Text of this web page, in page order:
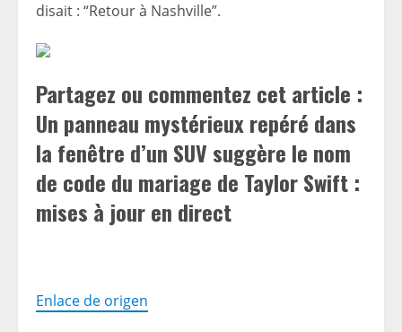
disait : “Retour à Nashville”.
Partagez ou commentez cet article :
Un panneau mystérieux repéré dans
la fenêtre d’un SUV suggère le nom
de code du mariage de Taylor Swift :
mises à jour en direct
Enlace de origen